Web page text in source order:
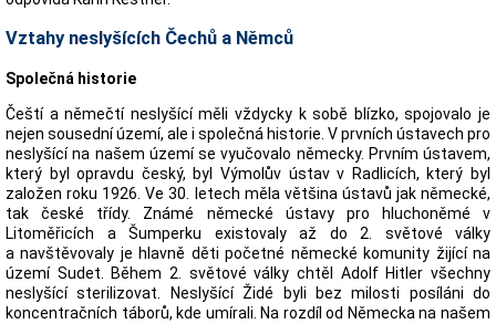
Vztahy neslyšících Čechů a Němců
Společná historie
Čeští a němečtí neslyšící měli vždycky k sobě blízko, spojovalo je
nejen sousední území, ale i společná historie. V prvních ústavech pro
neslyšící na našem území se vyučovalo německy. Prvním ústavem,
který byl opravdu český, byl Výmolův ústav v Radlicích, který byl
založen roku 1926. Ve 30. letech měla většina ústavů jak německé,
tak české třídy. Známé německé ústavy pro hluchoněmé v
Litoměřicích a Šumperku existovaly až do 2. světové války
a navštěvovaly je hlavně děti početné německé komunity žijící na
území Sudet. Během 2. světové války chtěl Adolf Hitler všechny
neslyšící sterilizovat. Neslyšící Židé byli bez milosti posíláni do
koncentračních táborů, kde umírali. Na rozdíl od Německa na našem